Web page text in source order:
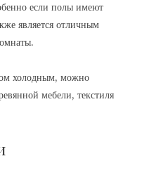
если полы имеют
является отличным
холодным, можно
мебели, текстиля